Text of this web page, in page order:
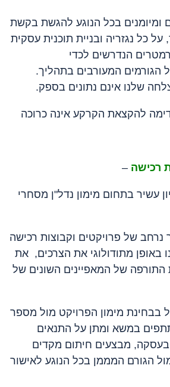
ומיומנים בכל הנוגע להגשת בקשת
כל נגזריה ובניית תוכנית עסקית
הנדרשים לכדי
הגורמים המעורבים בתהליך.
שלנו אינם נתונים בספק.
להקצאת הקרקע אינה כרוכה
רכישה –
עשיר בתחום מימון נדל"ן מסחרי
נרחב של פרויקטים וקבוצות רכישה
באופן מתודולוגי את הצרכים, את
התורפה של המאפיינים השונים של
בבחינת מימון הפרויקט מול מספר
במשא ומתן על התנאים
מבצעים חיתום מקדים
הגורם המממן בכל הנוגע לאישור